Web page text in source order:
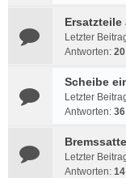
Ersatzteile
Letzter
Antworten: 20
Scheibe
Letzter
Antworten: 36
Letzter
Antworten: 14